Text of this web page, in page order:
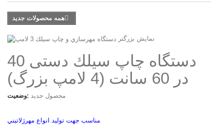
همه محصولات جدید
نمایش بزرگتر
دستگاه چاپ سيلك دستی 40
در 60 سانت (4 لامپ بزرگ)
وضعیت: محصول جدید
مناسب جهت توليد انواع مهرژلاتيني